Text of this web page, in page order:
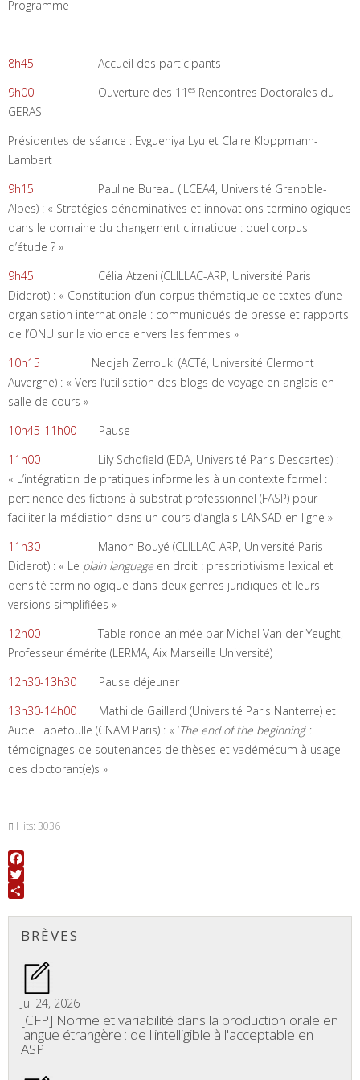
Programme
8h45 Accueil des participants
9h00 Ouverture des 11 es Rencontres Doctorales du
GERAS
Présidentes de séance : Evgueniya Lyu et Claire Kloppmann-
Lambert
9h15
Pauline Bureau (ILCEA4, Université Grenoble-
Alpes) : « Stratégies dénominatives et innovations terminologiques
dans le domaine du changement climatique : quel corpus
d’étude ? »
9h45
Célia Atzeni (CLILLAC-ARP, Université Paris
Diderot) : « Constitution d’un corpus thématique de textes d’une
organisation internationale : communiqués de presse et rapports
de l’ONU sur la violence envers les femmes »
10h15 Nedjah Zerrouki (ACTé, Université Clermont
Auvergne) : « Vers l’utilisation des blogs de voyage en anglais en
salle de cours »
10h45-11h00
Pause
11h00
Lily Schofield (EDA, Université Paris Descartes) :
« L’intégration de pratiques informelles à un contexte formel :
pertinence des fictions à substrat professionnel (FASP) pour
faciliter la médiation dans un cours d’anglais LANSAD en ligne »
11h30
Manon Bouyé (CLILLAC-ARP, Université Paris
Diderot) : « Le plain language en droit : prescriptivisme lexical et
densité terminologique dans deux genres juridiques et leurs
versions simplifiées »
12h00
Table ronde animée par Michel Van der Yeught,
Professeur émérite (LERMA, Aix Marseille Université)
12h30-13h30 Pause déjeuner
13h30-14h00 Mathilde Gaillard (Université Paris Nanterre) et
Aude Labetoulle (CNAM Paris) : « ‘The end of the beginning’ :
témoignages de soutenances de thèses et vadémécum à usage
des doctorant(e)s »
Hits: 3036
Facebook
Twitter
BRÈVES
Jul 24, 2026
[CFP] Norme et variabilité dans la production orale en
langue étrangère : de l'intelligible à l'acceptable en
ASP